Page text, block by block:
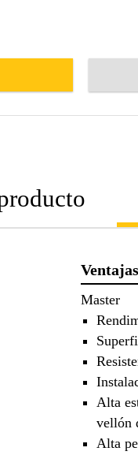
Ventajas
Master
Alta
vellón
Alta